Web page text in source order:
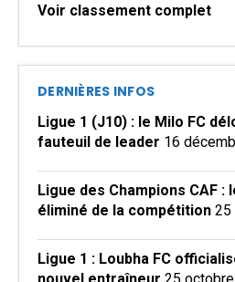
Voir classement complet
DERNIÈRES INFOS
Ligue 1 (J10) : le Milo FC
fauteuil de leader 16
Ligue des Champions CAF :
éliminé de la compétition 25
Ligue 1 : Loubha FC
nouvel entraîneur 25